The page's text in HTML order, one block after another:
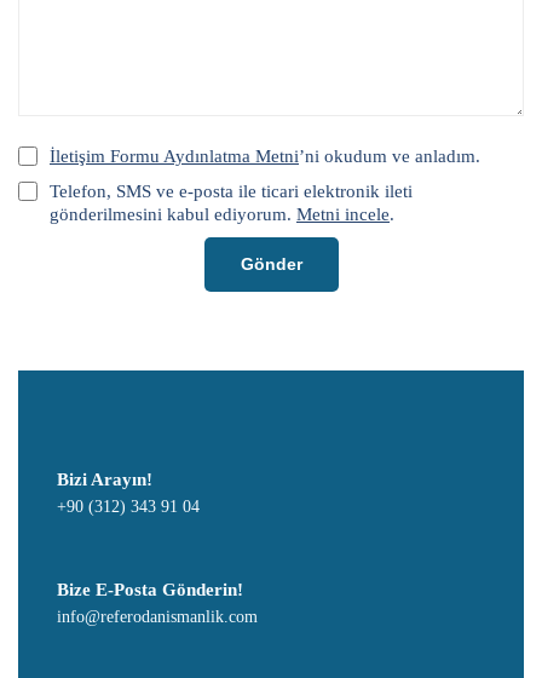
İletişim Formu Aydınlatma Metni’ni okudum ve anladım.
Telefon, SMS ve e-posta ile ticari elektronik ileti
gönderilmesini kabul ediyorum. Metni incele.
Gönder
Bizi Arayın!
+90 (312) 343 91 04
Bize E-Posta Gönderin!
info@referodanismanlik.com